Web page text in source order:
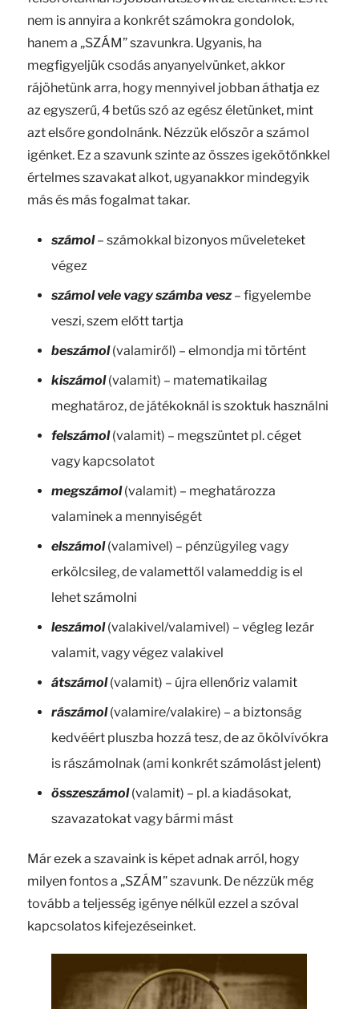
nem is annyira a konkrét számokra gondolok,
hanem a „SZÁM” szavunkra. Ugyanis, ha
megfigyeljük csodás anyanyelvünket, akkor
rájöhetünk arra, hogy mennyivel jobban áthatja ez
az egyszerű, 4 betűs szó az egész életünket, mint
azt elsőre gondolnánk. Nézzük először a számol
igénket. Ez a szavunk szinte az összes igekötőnkkel
értelmes szavakat alkot, ugyanakkor mindegyik
más és más fogalmat takar.
számol– számokkal bizonyos műveleteket
végez
számol vele vagy számba vesz– figyelembe
veszi, szem előtt tartja
beszámol(valamiről) – elmondja mi történt
kiszámol(valamit) – matematikailag
meghatároz, de játékoknál is szoktuk használni
felszámol(valamit) – megszüntet pl. céget
vagy kapcsolatot
megszámol(valamit) – meghatározza
valaminek a mennyiségét
elszámol(valamivel) – pénzügyileg vagy
erkölcsileg, de valamettől valameddig is el
lehet számolni
leszámol(valakivel/valamivel) – végleg lezár
valamit, vagy végez valakivel
átszámol(valamit) – újra ellenőriz valamit
rászámol(valamire/valakire) – a biztonság
kedvéért pluszba hozzá tesz, de az ökölvívókra
is rászámolnak (ami konkrét számolást jelent)
összeszámol(valamit) – pl. a kiadásokat,
szavazatokat vagy bármi mást
Már ezek a szavaink is képet adnak arról, hogy
milyen fontos a „SZÁM” szavunk. De nézzük még
tovább a teljesség igénye nélkül ezzel a szóval
kapcsolatos kifejezéseinket.